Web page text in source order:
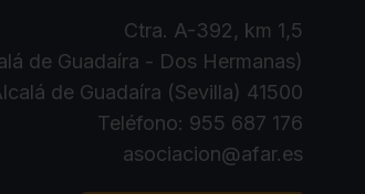
Ctra. A-392, km 1,5
(Alcalá de Guadaíra - Dos Hermanas)
41500 Alcalá de Guadaíra (Sevilla)
Teléfono: 955 687 176
asociacion@afar.es